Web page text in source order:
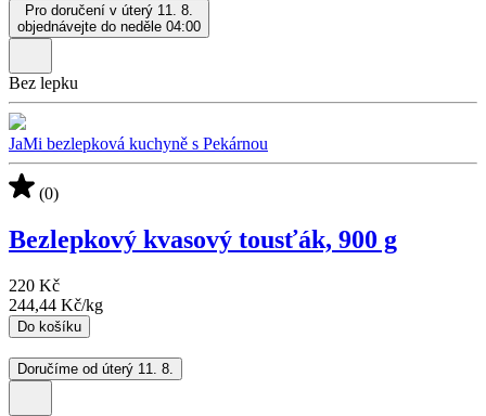
Pro doručení v úterý 11. 8.
objednávejte do neděle 04:00
Bez lepku
JaMi bezlepková kuchyně s Pekárnou
(0)
Bezlepkový kvasový tousťák, 900 g
220 Kč
244,44 Kč/kg
Do košíku
Doručíme od úterý 11. 8.